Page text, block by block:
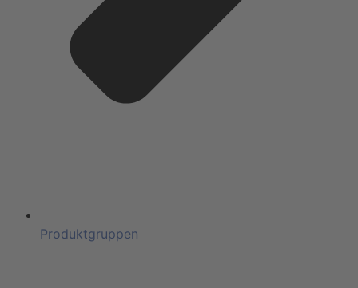
Produktgruppen